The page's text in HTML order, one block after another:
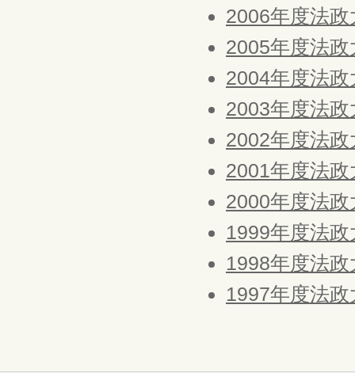
2006年度法
2005年度法
2004年度法
2003年度法
2002年度法
2001年度法
2000年度法
1999年度法
1998年度法
1997年度法